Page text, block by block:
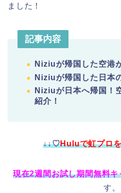
ました！
記事内容
Niziuが帰国した空港
Niziuが帰国した日本
Niziuが日本へ帰国！
紹介！
↓↓♡Huluで虹プロ
現在2週間お試し期間無料キ
す。